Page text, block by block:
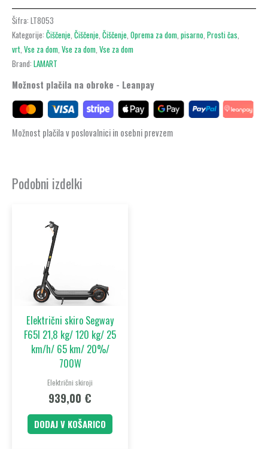
Šifra: LT8053
Kategorije: Čiščenje Čiščenje Čiščenje Oprema za dom pisarno Prosti čas
vrt Vse za dom Vse za dom Vse za dom
Brand: LAMART
Možnost plačila na obroke - Leanpay
Možnost plačila v poslovalnici in osebni prevzem
Podobni izdelki
Električni skiro Segway
F65I 21,8 kg/ 120 kg/ 25
km/h/ 65 km/ 20%/
700W
Električni skiroji
939,00 €
DODAJ V KOŠARICO